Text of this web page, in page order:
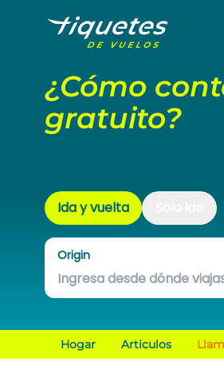
¿Cómo
gratuito?
Ida y vuelta
Origin
Hogar Articulos